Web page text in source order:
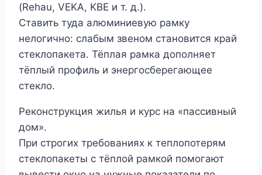
(Rehau, VEKA, KBE и т. д.).
Ставить туда алюминиевую рамку
нелогично: слабым звеном становится край
стеклопакета. Тёплая рамка дополняет
тёплый профиль и энергосберегающее
стекло.
Реконструкция жилья и курс на «пассивный
дом».
При строгих требованиях к теплопотерям
стеклопакеты с тёплой рамкой помогают